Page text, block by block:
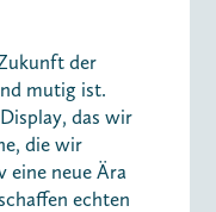
der
mutig ist.
das wir
die wir
eine neue Ära
echten